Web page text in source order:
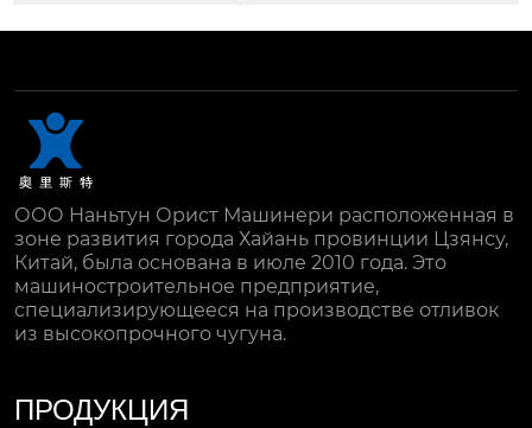
ООО Наньтун Орист Машинери расположенная в
зоне развития города Хайань провинции Цзянсу,
Китай, была основана в июле 2010 года. Это
машиностроительное предприятие,
специализирующееся на производстве отливок
из высокопрочного чугуна.
ПРОДУКЦИЯ